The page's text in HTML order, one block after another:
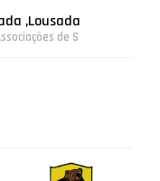
,Lousada
de S